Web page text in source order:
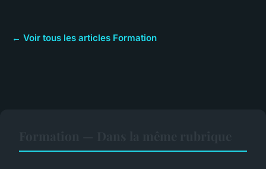
← Voir tous les articles Formation